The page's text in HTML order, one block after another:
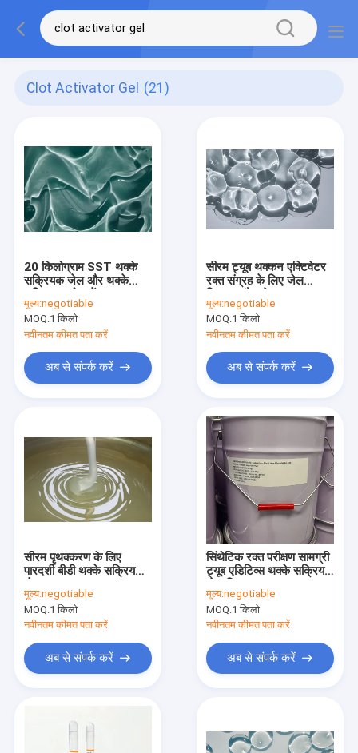
Clot Activator Gel (21)
20 किलोग्राम SST थक्के
सक्रियक जेल और थक्के
मूल्य:negotiable
MOQ:1 किलो
नवीनतम कीमत पता करें
अब से संपर्क करें
सीरम ट्यूब थक्कन एक्टिवेटर
रक्त संग्रह के लिए जेल
मूल्य:negotiable
MOQ:1 किलो
नवीनतम कीमत पता करें
अब से संपर्क करें
सीरम पृथक्करण के लिए
पारदर्शी बीडी थक्के सक्रियक
मूल्य:negotiable
MOQ:1 किलो
नवीनतम कीमत पता करें
अब से संपर्क करें
सिंथेटिक रक्त परीक्षण सामग्री
ट्यूब एडिटिव्स थक्के सक्रियक
मूल्य:negotiable
MOQ:1 किलो
नवीनतम कीमत पता करें
अब से संपर्क करें